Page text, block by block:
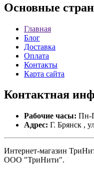
Основные
Главная
Блог
Доставка
Оплата
Контакты
Карта сайта
Контактная
Рабочие часы: Пн-
Адрес: Г. Брянск ,
Интернет-магазин
ООО "ТриНити".